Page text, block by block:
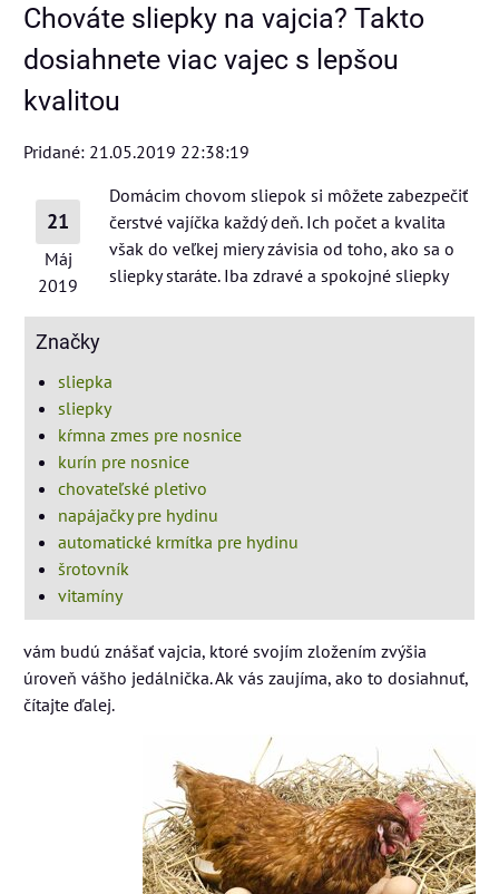
Chováte sliepky na vajcia? Takto
dosiahnete viac vajec s lepšou
kvalitou
Pridané: 21.05.2019 22:38:19
21
Máj
2019
Značky
sliepka
sliepky
kŕmna zmes pre nosnice
kurín pre nosnice
chovateľské pletivo
napájačky pre hydinu
automatické krmítka pre hydinu
šrotovník
vitamíny
Domácim chovom sliepok si môžete zabezpečiť
čerstvé vajíčka každý deň. Ich počet a kvalita
však do veľkej miery závisia od toho, ako sa o
sliepky staráte. Iba zdravé a spokojné sliepky
vám budú znášať vajcia, ktoré svojím zložením zvýšia
úroveň vášho jedálnička. Ak vás zaujíma, ako to dosiahnuť,
čítajte ďalej.